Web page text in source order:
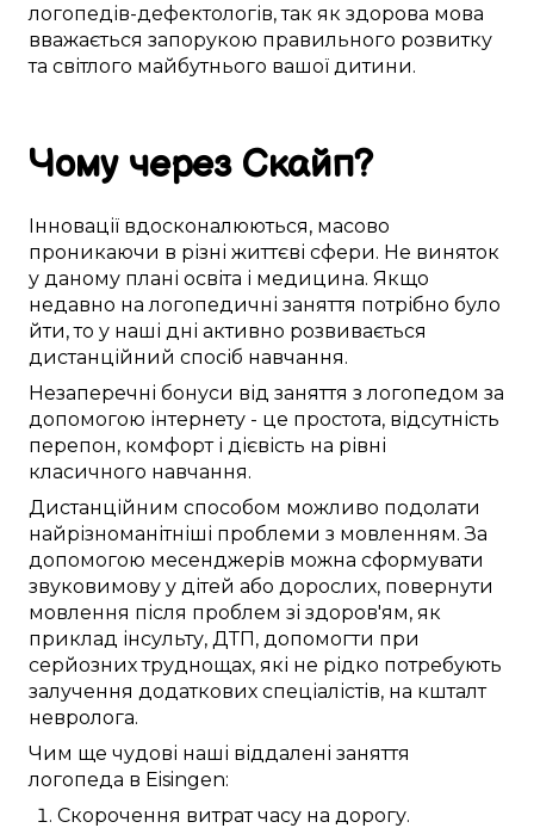
логопедів-дефектологів,так як здорова мова
вважається запорукою правильного розвитку
та світлого майбутнього вашої дитини.
Чому через Скайп?
Інновації вдосконалюються, масово
проникаючи в різні життєві сфери. Не виняток
у даному плані освіта і медицина. Якщо
недавно на логопедичні заняття потрібно було
йти, то у наші дні активно розвивається
дистанційний спосіб навчання.
Незаперечні бонуси від заняття з логопедом за
допомогою інтернету - це простота, відсутність
перепон, комфорті дієвість на рівні
класичного навчання.
Дистанційним способом можливо подолати
найрізноманітніші проблеми з мовленням.За
допомогою месенджерів можна сформувати
звуковимову у дітей або дорослих, повернути
мовлення після проблем зі здоров'ям, як
приклад інсульту, ДТП, допомогти при
серйознихтруднощах, які не рідко потребують
залучення додаткових спеціалістів, на кшталт
невролога.
Чим ще чудові наші віддалені заняття
логопеда в Eisingen:
Скорочення витрат часу на дорогу.